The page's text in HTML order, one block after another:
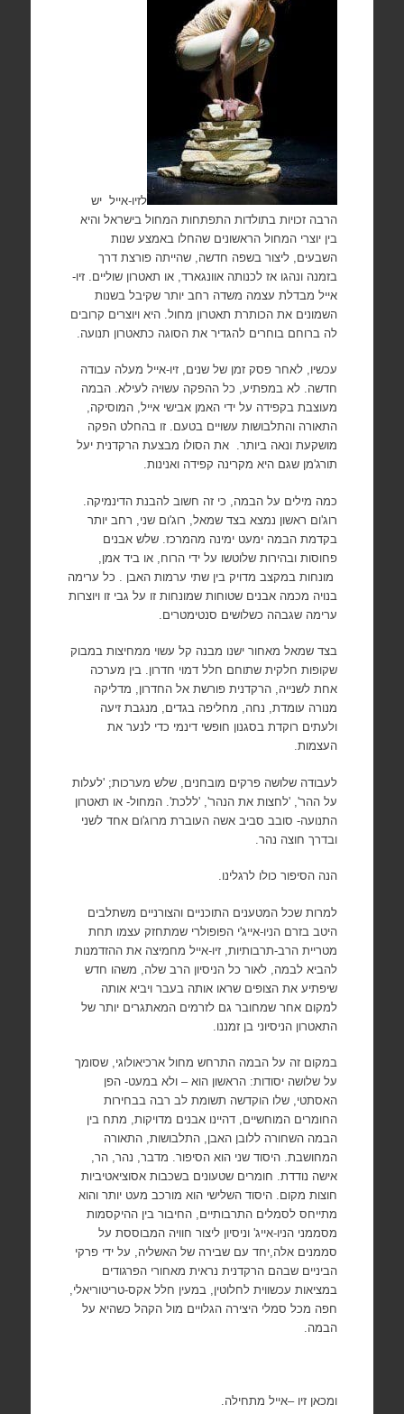
לזיו-אייל יש
הרבה זכויות בתולדות התפתחות המחול בישראל והיא
בין יוצרי המחול הראשונים שהחלו באמצע שנות
השבעים, ליצור בשפה חדשה, שהייתה פורצת דרך
בזמנה ונהגו אז לכנותה אוונגארד, או תאטרון שוליים. זיו-
אייל מבדלת עצמה משדה רחב יותר שקיבל בשנות
השמונים את הכותרת תאטרון מחול. היא ויוצרים קרובים
לה ברוחם בוחרים להגדיר את הסוגה כתאטרון תנועה.
עכשיו, לאחר פסק זמן של שנים, זיו-אייל מעלה עבודה
חדשה. לא במפתיע, כל ההפקה עשויה לעילא. הבמה
מעוצבת בקפידה על ידי האמן אבישי אייל, המוסיקה,
התאורה והתלבושות עשויים בטעם. זו בהחלט הפקה
מושקעת ונאה ביותר. את הסולו מבצעת הרקדנית יעל
תורג'מן שגם היא מקרינה קפידה ואנינות.
כמה מילים על הבמה, כי זה חשוב להבנת הדינמיקה.
רוג'ום ראשון נמצא בצד שמאל, רוג'ום שני, רחב יותר
בקדמת הבמה ימעט ימינה מהמרכז. שלש אבנים
פחוסות ובהירות שלוטשו על ידי הרוח, או ביד אמן,
מונחות במקצב מדויק בין שתי ערמות האבן . כל ערימה
בנויה מכמה אבנים שטוחות שמונחות זו על גבי זו ויוצרות
ערימה שגבהה כשלושים סנטימטרים.
בצד שמאל מאחור ישנו מבנה קל עשוי ממחיצות במבוק
שקופות חלקית שתוחם חלל דמוי חדרון. בין מערכה
אחת לשנייה, הרקדנית פורשת אל החדרון, מדליקה
מנורה עומדת, נחה, מחליפה בגדים, מנגבת זיעה
ולעתים רוקדת בסגנון חופשי דינמי כדי לנער את
העצמות.
לעבודה שלושה פרקים מובחנים, שלש מערכות; 'לעלות
על ההר', 'לחצות את הנהר', 'ללכת'. המחול- או תאטרון
התנועה- סובב סביב אשה העוברת מרוג'ום אחד לשני
ובדרך חוצה נהר.
הנה הסיפור כולו לרגלינו.
למרות שכל המטענים התוכניים והצורניים משתלבים
היטב בזרם הניו-אייג'י הפופולרי שמתחזק עצמו תחת
מטריית הרב-תרבותיות, זיו-אייל מחמיצה את ההזדמנות
להביא לבמה, לאור כל הניסיון הרב שלה, משהו חדש
שיפתיע את הצופים שראו אותה בעבר ויביא אותה
למקום אחר שמחובר גם לזרמים המאתגרים יותר של
התאטרון הניסיוני בן זמננו.
במקום זה על הבמה התרחש מחול ארכיאולוגי, שסומך
על שלושה יסודות: הראשון הוא – ולא במעט- הפן
האסתטי, שלו הוקדשה תשומת לב רבה בבחירות
החומרים המוחשיים, דהיינו אבנים מדויקות, מתח בין
הבמה השחורה ללובן האבן, התלבושות, התאורה
המחושבת. היסוד שני הוא הסיפור. מדבר, נהר, הר,
אישה נודדת. חומרים שטעונים בשכבות אסוציאטיביות
חוצות מקום. היסוד השלישי הוא מורכב מעט יותר והוא
מתייחס לסמלים התרבותיים, החיבור בין ההיקסמות
מסממני הניו-אייג' וניסיון ליצור חוויה המבוססת על
סממנים אלה,יחד עם שבירה של האשליה, על ידי פרקי
הביניים שבהם הרקדנית נראית מאחורי הפרגודים
במציאות עכשווית לחלוטין, במעין חלל אקס-טריטוריאלי,
חפה מכל סמלי היצירה הגלויים מול הקהל כשהיא על
הבמה.
ומכאן זיו –אייל מתחילה.